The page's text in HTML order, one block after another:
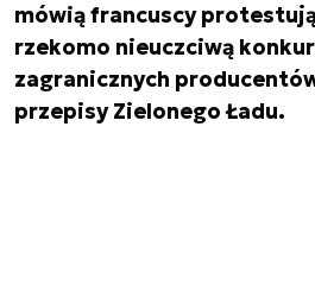
mówią francuscy
rzekomo nieuczciwą
zagranicznych
przepisy Zielonego Ładu.